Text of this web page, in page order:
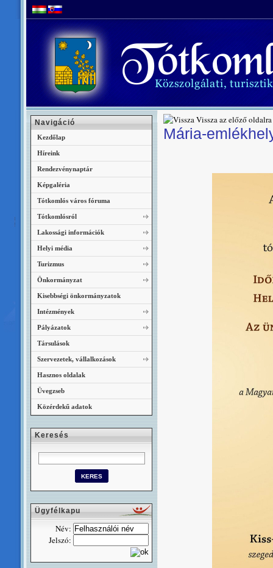
Vissza az előző oldalra
Mária-
Navigáció
Kezdőlap
Híreink
Rendezvénynaptár
Képgaléria
Tótkomlós város fóruma
Tótkomlósról
Lakossági információk
Helyi média
Turizmus
Önkormányzat
Kisebbségi önkormányzatok
Intézmények
Pályázatok
Társulások
Szervezetek, vállalkozások
Hasznos oldalak
Üvegzseb
Közérdekű adatok
Keresés
Ügyfélkapu
Név:
Jelszó: